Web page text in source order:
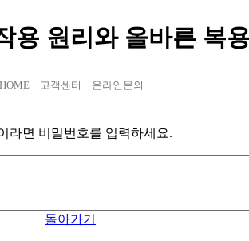
용 원리와 올바른 복
HOME 고객센터 온라인문의
라면 비밀번호를 입력하세요.
돌아가기